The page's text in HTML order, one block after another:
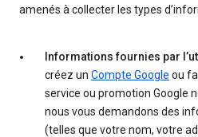
amenés à collecter les types
Informations fournies par
créez un Compte Google ou
service ou promotion Google
nous vous demandons des
(telles que votre nom, votre